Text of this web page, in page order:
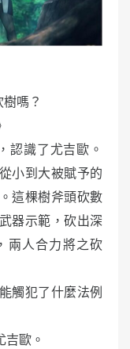
嗎？
認識了尤吉歐。
小到大被賦予的
這棵樹斧頭砍數
器示範，砍出深
兩人合力將之砍
觸犯了什麼法例
歐。